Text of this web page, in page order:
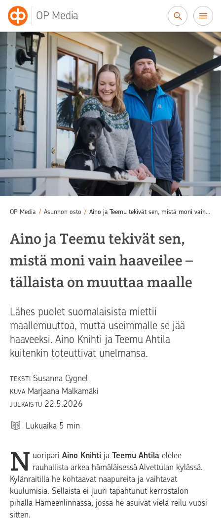
OP Media
OP Media / Asunnon osto / Aino ja Teemu tekivät sen, mistä moni vain haaveilee
Aino ja Teemu tekivät sen,
mistä moni vain haaveilee –
tällaista on muuttaa maalle
Lähes puolet suomalaisista miettii
maallemuuttoa, mutta useimmalle se jää
haaveeksi. Aino Knihti ja Teemu Ahtila
kuitenkin toteuttivat unelmansa.
TEKSTI Susanna Cygnel
KUVA Marjaana Malkamäki
JULKAISTU 22.5.2026
Lukuaika 5 min
N uoripari Aino Knihti ja Teemu Ahtila elelee
rauhallista arkea hämäläisessä Alvettulan kylässä.
Kylänraitilla he kohtaavat naapureita ja vaihtavat
kuulumisia. Sellaista ei juuri tapahtunut kerrostalon
pihalla Hämeenlinnassa, jossa he asuivat vielä reilu vuosi
sitten.